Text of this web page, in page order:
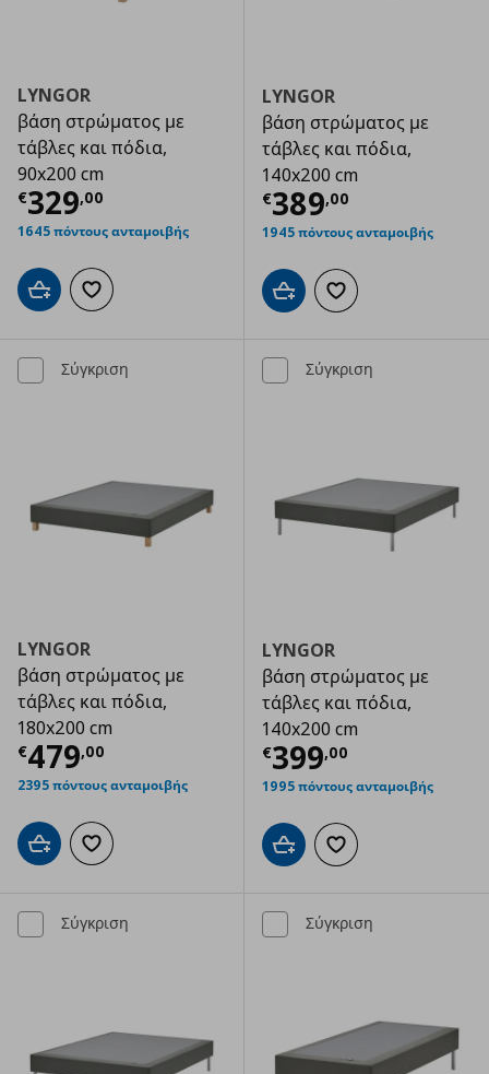
LYNGOR
βάση στρώματος με
τάβλες και πόδια,
90x200 cm
€329,00
Τρέχουσα τιμή € 329,00
1645 πόντους ανταμοιβής
Προσθήκη στο καλάθι
Προσθήκη στα αγαπημένα
LYNGOR
βάση στρώματος με
τάβλες και πόδια,
140x200 cm
€389,00
Τρέχουσα
1945 πόντους ανταμοιβής
Προσθήκη στο καλάθι
Προσθήκη στα
Σύγκριση
LYNGOR
βάση στρώματος με
τάβλες και πόδια,
180x200 cm
€479,00
Τρέχουσα τιμή € 479,00
2395 πόντους ανταμοιβής
Προσθήκη στο καλάθι
Προσθήκη στα αγαπημένα
Σύγκριση
LYNGOR
βάση στρώματος με
τάβλες και πόδια,
140x200 cm
€399,00
Τρέχουσα
1995 πόντους ανταμοιβής
Προσθήκη στο καλάθι
Προσθήκη στα
Σύγκριση Σύγκριση